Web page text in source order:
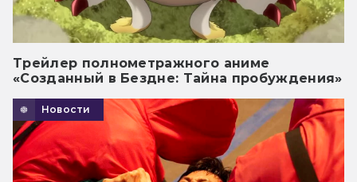
Трейлер полнометражного аниме
«Созданный в Бездне: Тайна пробуждения»
Новости